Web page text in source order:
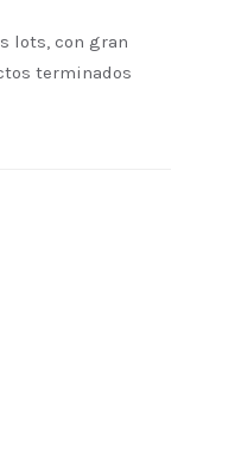
lots, con gran
terminados